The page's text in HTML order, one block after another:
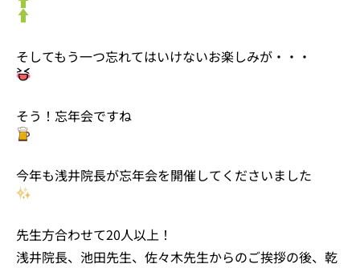
そしてもう一つ忘れてはいけないお楽しみが・・・
そう！忘年会ですね
今年も浅井院長が忘年会を開催してくださいました
先生方合わせて20人以上！
浅井院長、池田先生、佐々木先生からのご挨拶の後、乾